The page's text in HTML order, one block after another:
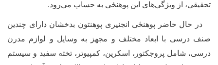
از ویژگی‌های این پوهنځیبه حساب می‌رود.
حال حاضرپوهنځیانجنیری پوهنتون بدخشان دارای چندین
درسی با ابعاد مختلف و مجهز به وسایل و لوازم مدرن
‌، شامل پروجکتور، اسکرین، کمپیوتر، تخته سفید و سیستم